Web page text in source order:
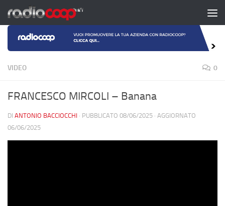
Salta al contenuto
VIDEO 0
FRANCESCO MIRCOLI – Banana
DI ANTONIO BACCIOCCHI · PUBBLICATO 08/06/2025 · AGGIORNATO
06/06/2025